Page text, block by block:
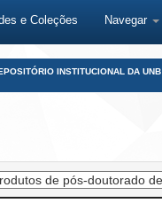
e Coleções Navegar
INSTITUCIONAL DA UNB